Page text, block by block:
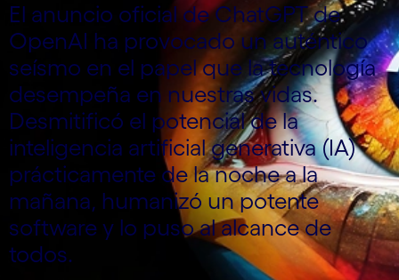
El anuncio oficial de ChatGPT de
OpenAI ha provocado un auténtico
seísmo en el papel que la tecnología
desempeña en nuestras vidas.
Desmitificó el potencial de la
inteligencia artificial generativa (IA)
prácticamente de la noche a la
mañana, humanizó un potente
software y lo puso al alcance de
todos.